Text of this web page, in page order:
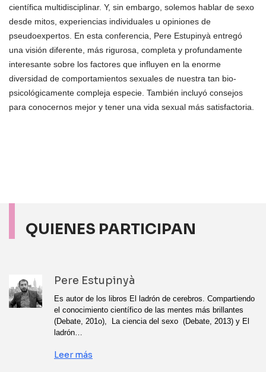
científica multidisciplinar. Y, sin embargo, solemos hablar de sexo
desde mitos, experiencias individuales u opiniones de
pseudoexpertos. En esta conferencia, Pere Estupinyà entregó
una visión diferente, más rigurosa, completa y profundamente
interesante sobre los factores que influyen en la enorme
diversidad de comportamientos sexuales de nuestra tan bio-
psicológicamente compleja especie. También incluyó consejos
para conocernos mejor y tener una vida sexual más satisfactoria.
QUIENES PARTICIPAN
Pere Estupinyà
Es autor de los libros El ladrón de cerebros. Compartiendo
el conocimiento científico de las mentes más brillantes
(Debate, 201o), La ciencia del sexo (Debate, 2013) y El
ladrón…
Leer más